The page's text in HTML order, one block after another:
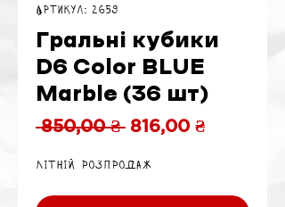
Артикул: 2659
Гральні кубики
D6 Color BLUE
Marble (36 шт)
850,00 ₴ Обычная
816,00 ₴Спеццена
Літній розпродаж